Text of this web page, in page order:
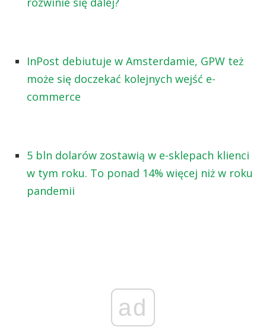
InPost debiutuje w Amsterdamie, GPW też
może się doczekać kolejnych wejść e-
commerce
5 bln dolarów zostawią w e-sklepach klienci
w tym roku. To ponad 14% więcej niż w roku
pandemii
ad